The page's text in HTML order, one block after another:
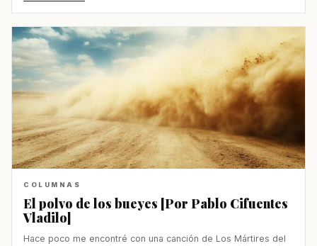
COLUMNAS
El polvo de los bueyes [Por Pablo Cifuentes
Vladilo]
Hace poco me encontré con una canción de Los Mártires del